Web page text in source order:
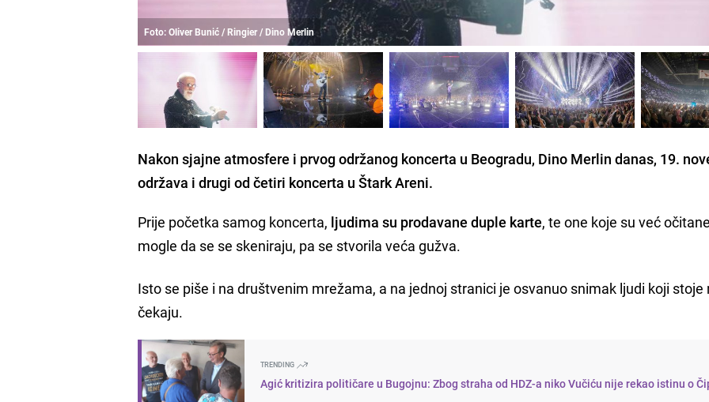
Foto: Oliver Bunić / Ringier / Dino Merlin
Nakon sjajne atmosfere i prvog održanog koncerta u Beogradu, Dino Merlin danas, 19.
održava i drugi od četiri koncerta u Štark Areni.
Prije početka samog koncerta, ljudima su prodavane duple karte, te one koje su već
mogle da se se skeniraju, pa se stvorila veća gužva.
Isto se piše i na društvenim mrežama, a na jednoj stranici je osvanuo snimak ljudi koji stoje
čekaju.
TRENDING
Agić kritizira političare u Bugojnu: Zbog straha od HDZ-a niko Vučiću nije rekao istinu o